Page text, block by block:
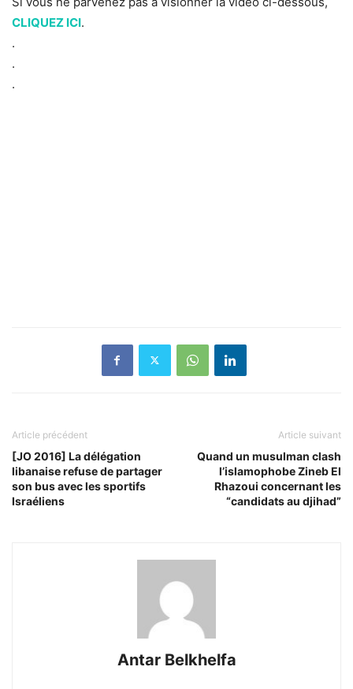
CLIQUEZ ICI.
.
.
.
Article précédent
[JO 2016] La délégation
libanaise refuse de partager
son bus avec les sportifs
Israéliens
Article suivant
Quand un musulman clash
l’islamophobe Zineb El
Rhazoui concernant les
“candidats au djihad”
Antar Belkhelfa